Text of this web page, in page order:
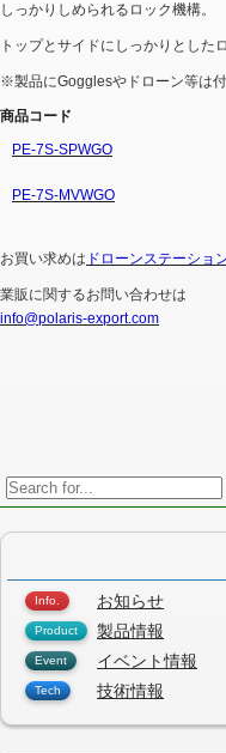
しっかりしめられるロック機構。
トップとサイドにしっかりとし
※製品にGogglesやドローン等は付
商品コード
PE-7S-SPWGO
PE-7S-MVWGO
お買い求めは ドローンステーショ
業販に関するお問い合わせは
info@polaris-export.com
お知らせ
製品情報
イベント情報
技術情報